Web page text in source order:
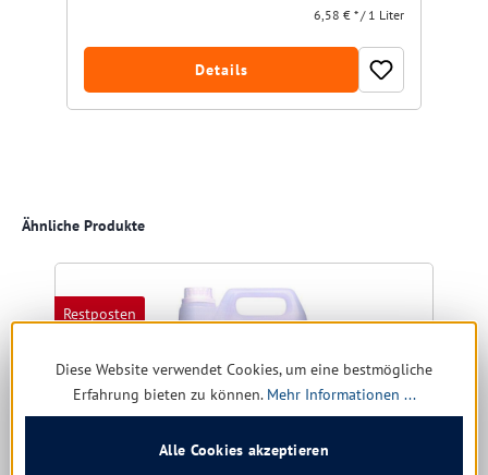
6,58 € * / 1 Liter
Details
Produktgalerie überspringen
Ähnliche Produkte
Restposten
Diese Website verwendet Cookies, um eine bestmögliche
Erfahrung bieten zu können. Mehr Informationen ...
Alle Cookies akzeptieren